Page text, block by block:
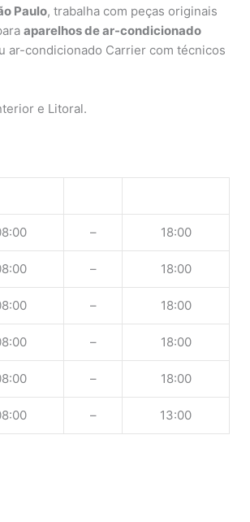
Paulo, trabalha com peças originais
aparelhos de ar-condicionado
ar-condicionado Carrier com técnicos
e Litoral.
– 18:00
– 18:00
– 18:00
– 18:00
– 18:00
– 13:00